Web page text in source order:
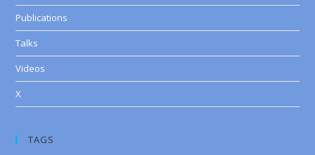
Publications
Talks
Videos
X
TAGS